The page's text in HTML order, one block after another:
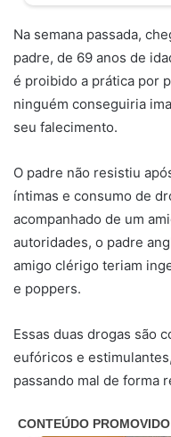
Na semana passada,
padre, de 69 anos de
é proibido a prática por
ninguém conseguiria
seu falecimento.
O padre não resistiu
íntimas e consumo de
acompanhado de um
autoridades, o padre
amigo clérigo teriam
e poppers.
Essas duas drogas são
eufóricos e
passando mal de forma